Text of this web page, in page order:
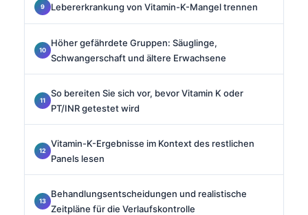
Lebererkrankung von Vitamin-K-Mangel trennen
Höher gefährdete Gruppen: Säuglinge,
Schwangerschaft und ältere Erwachsene
So bereiten Sie sich vor, bevor Vitamin K oder
PT/INR getestet wird
Vitamin-K-Ergebnisse im Kontext des restlichen
Panels lesen
Behandlungsentscheidungen und realistische
Zeitpläne für die Verlaufskontrolle